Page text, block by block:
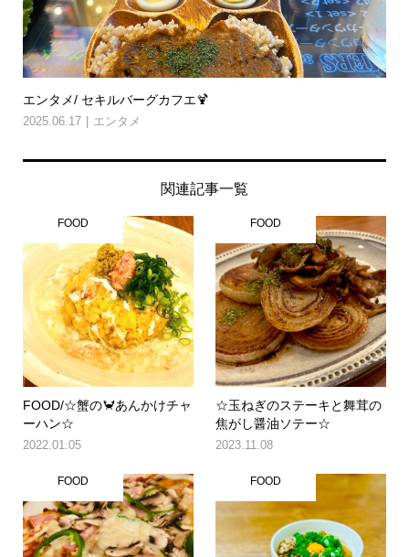
エンタメ/ セキルバーグカフエ🍹
2025.06.17 エンタメ
関連記事一覧
FOOD
FOOD/☆蟹の🦀あんかけチャ
ーハン☆
2022.01.05
FOOD
☆玉ねぎのステーキと舞茸の
焦がし醤油ソテー☆
2023.11.08
FOOD FOOD